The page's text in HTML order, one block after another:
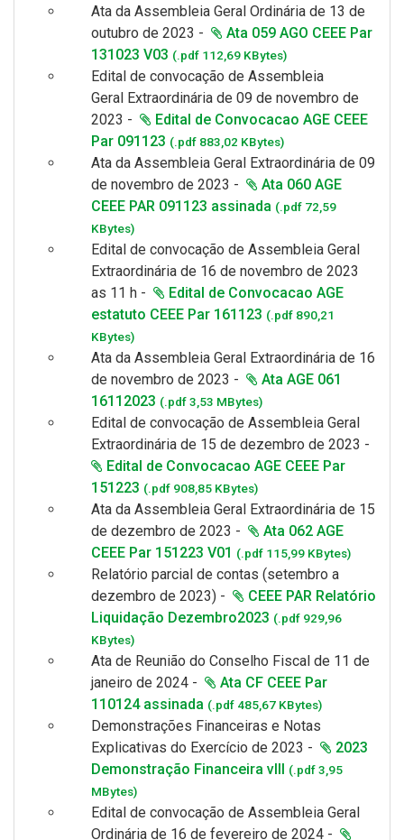
Ata da Assembleia Geral Ordinária de 13 de
outubro de 2023 -
Ata 059 AGO CEEE Par
131023 V03 (.pdf 112,69 KBytes)
Edital de convocação de Assembleia
Geral Extraordinária de 09 de novembro de
2023 -
Edital de Convocacao AGE CEEE
Par 091123 (.pdf 883,02 KBytes)
Ata da Assembleia Geral Extraordinária de 09
de novembro de 2023 -
Ata 060 AGE
CEEE PAR 091123 assinada (.pdf 72,59
KBytes)
Edital de convocação de Assembleia Geral
Extraordinária de 16 de novembro de 2023
as 11 h -
Edital de Convocacao AGE
estatuto CEEE Par 161123 (.pdf 890,21
KBytes)
Ata da Assembleia Geral Extraordinária de 16
de novembro de 2023 -
Ata AGE 061
16112023 (.pdf 3,53 MBytes)
Edital de convocação de Assembleia Geral
Extraordinária de 15 de dezembro de 2023 -
Edital de Convocacao AGE CEEE Par
151223 (.pdf 908,85 KBytes)
Ata da Assembleia Geral Extraordinária de 15
de dezembro de 2023 -
Ata 062 AGE
CEEE Par 151223 V01 (.pdf 115,99 KBytes)
Relatório parcial de contas (setembro a
dezembro de 2023) -
CEEE PAR Relatório
Liquidação Dezembro2023 (.pdf 929,96
KBytes)
Ata de Reunião do Conselho Fiscal de 11 de
janeiro de 2024 -
Ata CF CEEE Par
110124 assinada (.pdf 485,67 KBytes)
Demonstrações Financeiras e Notas
Explicativas do Exercício de 2023 -
2023
Demonstração Financeira vIII (.pdf 3,95
MBytes)
Edital de convocação de Assembleia Geral
Ordinária de 16 de fevereiro de 2024 -